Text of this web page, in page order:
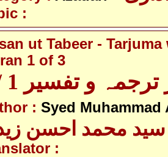
:
ut Tabeer - Tarjuma
1 of 3
و تفسیر 1 / 3
: Syed Muhammad
سید محمد احسن
: